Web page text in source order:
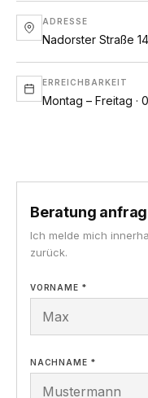
ADRESSE
Nadorster Straße
ERREICHBARKEIT
Montag – Freitag ·
Beratung
Ich melde mich
zurück.
VORNAME *
NACHNAME *